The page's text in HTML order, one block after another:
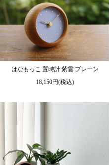
はなもっこ 置時計 紫雲 プレーン
18,150円(税込)